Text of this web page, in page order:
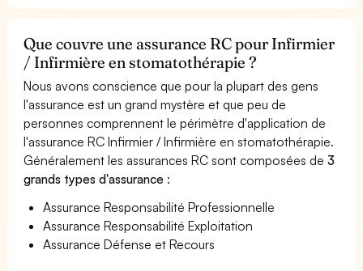
Que couvre une assurance RC pour Infirmier
/ Infirmière en stomatothérapie ?
Nous avons conscience que pour la plupart des gens
l'assurance est un grand mystère et que peu de
personnes comprennent le périmètre d'application de
l'assurance RC Infirmier / Infirmière en stomatothérapie.
Généralement les assurances RC sont composées de3
grands types d'assurance :
Assurance Responsabilité Professionnelle
Assurance Responsabilité Exploitation
Assurance Défense et Recours